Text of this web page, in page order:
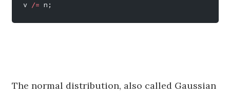
v /= n;
The normal distribution, also called Gaussian